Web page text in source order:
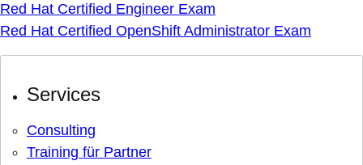
Red Hat Certified Engineer Exam
Red Hat Certified OpenShift Administrator Exam
Services
Consulting
Training für Partner